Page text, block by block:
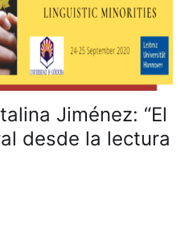
Jiménez: “El
desde la lectura